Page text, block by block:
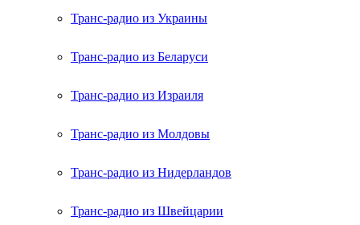
Транс-радио из Украины
Транс-радио из Беларуси
Транс-радио из Израиля
Транс-радио из Молдовы
Транс-радио из Нидерландов
Транс-радио из Швейцарии